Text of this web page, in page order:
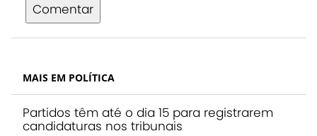
Comentar
MAIS EM POLÍTICA
Partidos têm até o dia 15 para registrarem
candidaturas nos tribunais